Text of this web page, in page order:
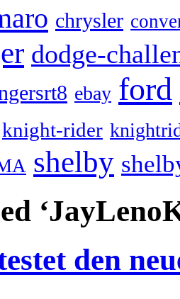
chrysler
dodge-
ebay ford
knight-rider
shelby
den